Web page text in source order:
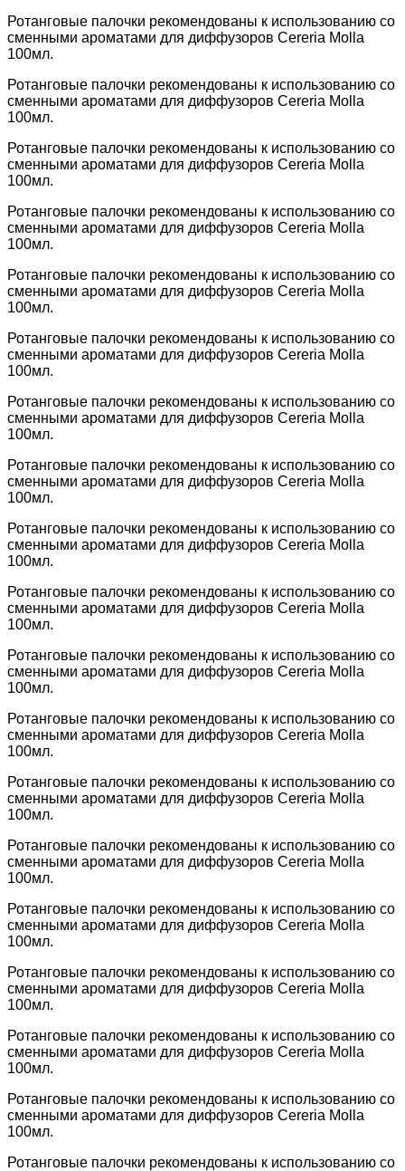
Ротанговые палочки рекомендованы к использованию со
сменными ароматами для диффузоров Cereria Molla
100мл.
Ротанговые палочки рекомендованы к использованию со
сменными ароматами для диффузоров Cereria Molla
100мл.
Ротанговые палочки рекомендованы к использованию со
сменными ароматами для диффузоров Cereria Molla
100мл.
Ротанговые палочки рекомендованы к использованию со
сменными ароматами для диффузоров Cereria Molla
100мл.
Ротанговые палочки рекомендованы к использованию со
сменными ароматами для диффузоров Cereria Molla
100мл.
Ротанговые палочки рекомендованы к использованию со
сменными ароматами для диффузоров Cereria Molla
100мл.
Ротанговые палочки рекомендованы к использованию со
сменными ароматами для диффузоров Cereria Molla
100мл.
Ротанговые палочки рекомендованы к использованию со
сменными ароматами для диффузоров Cereria Molla
100мл.
Ротанговые палочки рекомендованы к использованию со
сменными ароматами для диффузоров Cereria Molla
100мл.
Ротанговые палочки рекомендованы к использованию со
сменными ароматами для диффузоров Cereria Molla
100мл.
Ротанговые палочки рекомендованы к использованию со
сменными ароматами для диффузоров Cereria Molla
100мл.
Ротанговые палочки рекомендованы к использованию со
сменными ароматами для диффузоров Cereria Molla
100мл.
Ротанговые палочки рекомендованы к использованию со
сменными ароматами для диффузоров Cereria Molla
100мл.
Ротанговые палочки рекомендованы к использованию со
сменными ароматами для диффузоров Cereria Molla
100мл.
Ротанговые палочки рекомендованы к использованию со
сменными ароматами для диффузоров Cereria Molla
100мл.
Ротанговые палочки рекомендованы к использованию со
сменными ароматами для диффузоров Cereria Molla
100мл.
Ротанговые палочки рекомендованы к использованию со
сменными ароматами для диффузоров Cereria Molla
100мл.
Ротанговые палочки рекомендованы к использованию со
сменными ароматами для диффузоров Cereria Molla
100мл.
Ротанговые палочки рекомендованы к использованию со